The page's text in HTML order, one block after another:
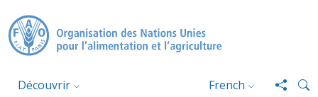
Découvrir French